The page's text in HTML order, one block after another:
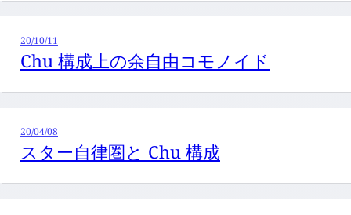
20/10/11
Chu 構成上の余自由コモノイド
20/04/08
スター自律圏と Chu 構成